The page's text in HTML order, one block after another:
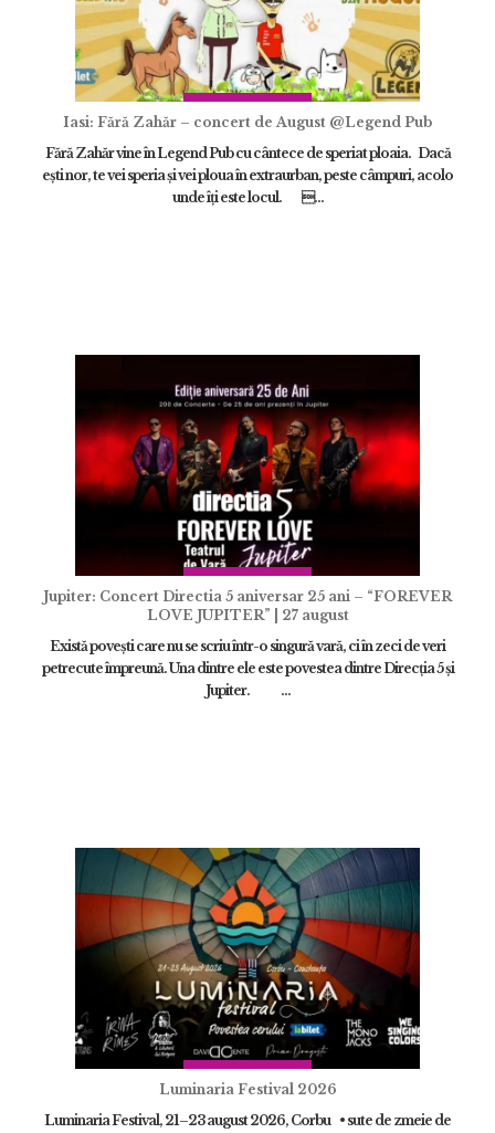
ADAUGĂ
Iasi: Fără Zahăr – concert de August @Legend Pub
Fără Zahăr vine în Legend Pub cu cântece de speriat ploaia. Dacă
eşti nor, te vei speria şi vei ploua în extraurban, peste câmpuri, acolo
unde îţi este locul. ...
Jupiter: Concert Directia 5 aniversar 25 ani – “FOREVER
LOVE JUPITER” | 27 august
Există povești care nu se scriu într-o singură vară, ci în zeci de veri
petrecute împreună. Una dintre ele este povestea dintre Direcția 5 și
Jupiter. ...
Luminaria Festival 2026
Luminaria Festival, 21–23 august 2026, Corbu • sute de zmeie de